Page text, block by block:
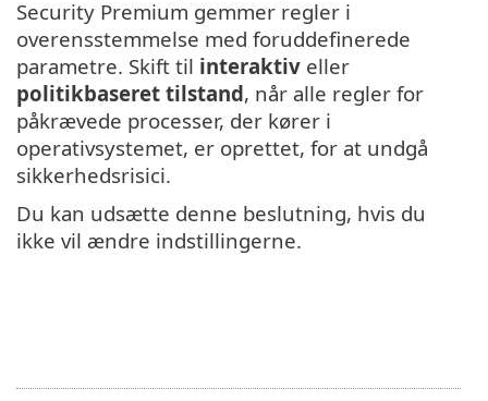
Security Premium gemmer regler i
overensstemmelse med foruddefinerede
parametre. Skift til interaktiv eller
politikbaseret tilstand, når alle regler for
påkrævede processer, der kører i
operativsystemet, er oprettet, for at undgå
sikkerhedsrisici.
Du kan udsætte denne beslutning, hvis du
ikke vil ændre indstillingerne.